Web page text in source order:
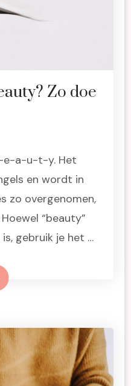
Zo doe
e-a-u-t-y. Het
en wordt in
zo overgenomen,
“beauty”
gebruik je het …